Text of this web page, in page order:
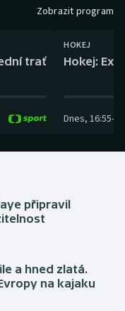
Zobrazit program
trať
HOKEJ
Hokej:
Dnes, 16:55-
připravil
a hned zlatá.
na kajaku